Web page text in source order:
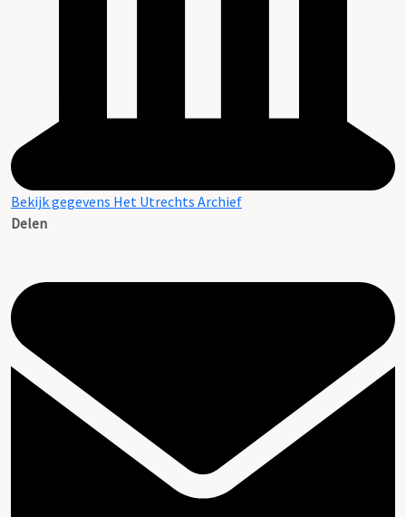
Bekijk gegevens Het Utrechts Archief
Delen